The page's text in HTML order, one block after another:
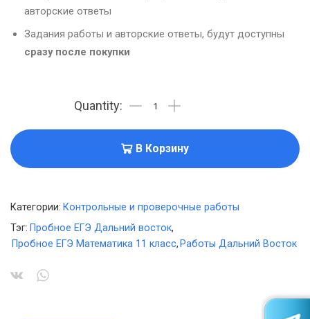
авторские ответы
Задания работы и авторские ответы, будут доступны
сразу после покупки
В Корзину
Категории: Контрольные и проверочные работы
Тэг: Пробное ЕГЭ Дальний восток,
Пробное ЕГЭ Математика 11 класс, Работы Дальний Восток